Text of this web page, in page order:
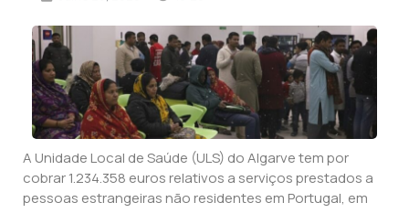
A Unidade Local de Saúde (ULS) do Algarve tem por
cobrar 1.234.358 euros relativos a serviços prestados a
pessoas estrangeiras não residentes em Portugal, em